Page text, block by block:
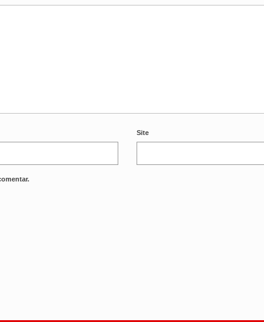
Site